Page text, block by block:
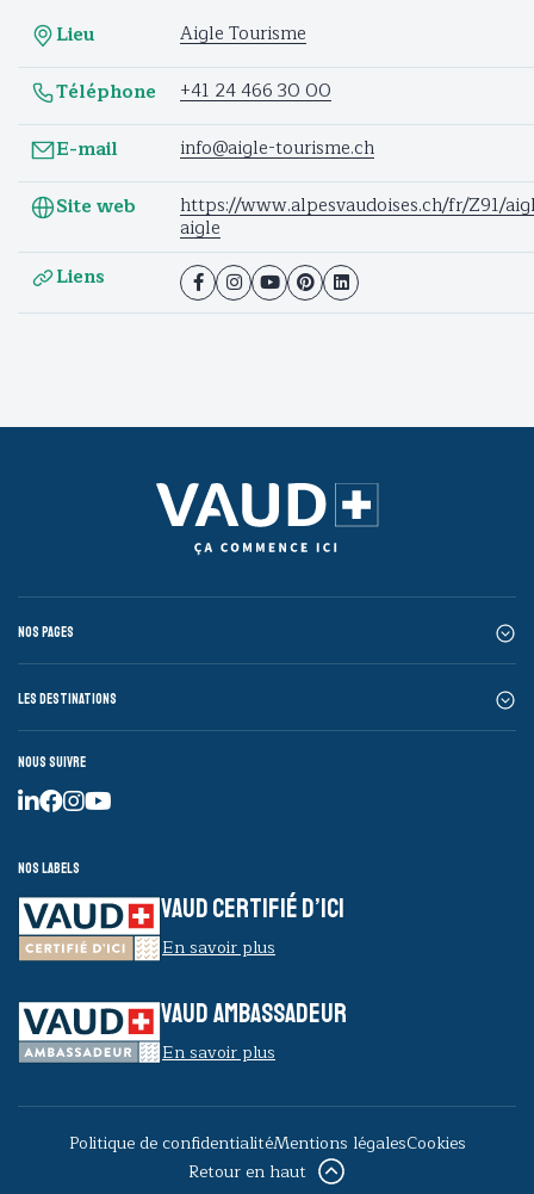
Lieu
Aigle Tourisme
Téléphone
+41 24 466 30 00
E-mail
info@aigle-tourisme.ch
Site web
https://www.alpesvaudoises.ch/fr/Z91/
aigle
Liens
Nos pages
Les destinations
Nous suivre
Nos labels
VAUD CERTIFIÉ D’ICI
En savoir plus
VAUD AMBASSADEUR
En savoir plus
Politique de confidentialitéMentions légalesCookies
Retour en haut